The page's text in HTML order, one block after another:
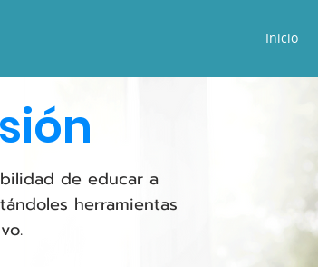
Inicio
de educar a
herramientas